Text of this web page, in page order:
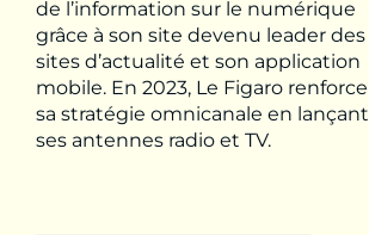
de l’information sur le numérique
grâce à son site devenu leader des
sites d’actualité et son application
mobile. En 2023, Le Figaro renforce
sa stratégie omnicanale en lançant
ses antennes radio et TV.